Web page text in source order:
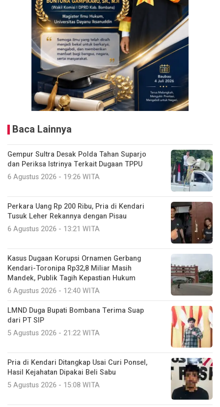
Baca Lainnya
Gempur Sultra Desak Polda Tahan Suparjo
dan Periksa Istrinya Terkait Dugaan TPPU
6 Agustus 2026 - 19:26 WITA
Perkara Uang Rp 200 Ribu, Pria di Kendari
Tusuk Leher Rekannya dengan Pisau
6 Agustus 2026 - 13:21 WITA
Kasus Dugaan Korupsi Ornamen Gerbang
Kendari-Toronipa Rp32,8 Miliar Masih
Mandek, Publik Tagih Kepastian Hukum
6 Agustus 2026 - 12:40 WITA
LMND Duga Bupati Bombana Terima Suap
dari PT SIP
5 Agustus 2026 - 21:22 WITA
Pria di Kendari Ditangkap Usai Curi Ponsel,
Hasil Kejahatan Dipakai Beli Sabu
5 Agustus 2026 - 15:08 WITA